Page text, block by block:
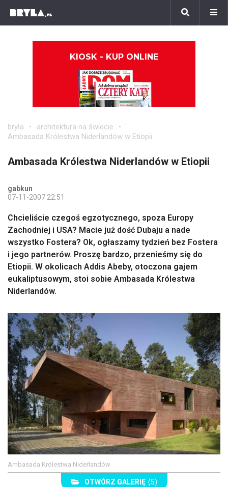
KIOSK - KUP ONLINE
bryła
architektura na świecie
Ambasada Królestwa Niderlandów w Etiopii
Ambasada Królestwa Niderlandów w Etiopii
gabkun
07-11-2007 22:51
Chcieliście czegoś egzotycznego, spoza Europy
Zachodniej i USA? Macie już dość Dubaju a nade
wszystko Fostera? Ok, ogłaszamy tydzień bez Fostera
i jego partnerów. Proszę bardzo, przenieśmy się do
Etiopii. W okolicach Addis Abeby, otoczona gajem
eukaliptusowym, stoi sobie Ambasada Królestwa
Niderlandów.
Ambasada Królestwa Niderlandów
OTWÓRZ GALERIĘ (5)